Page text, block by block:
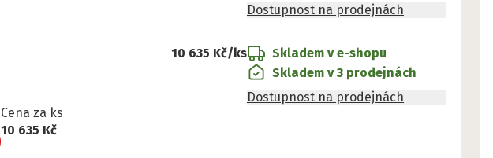
Dostupnost na prodejnách
10 635 Kč/ks
Skladem v e-shopu
Skladem v 3 prodejnách
Dostupnost na prodejnách
Cena za ks
10 635 Kč